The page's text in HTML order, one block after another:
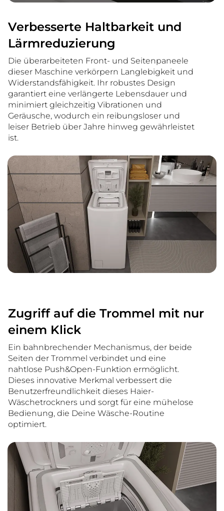
Verbesserte Haltbarkeit und
Lärmreduzierung
Die überarbeiteten Front- und Seitenpaneele
dieser Maschine verkörpern Langlebigkeit und
Widerstandsfähigkeit. Ihr robustes Design
garantiert eine verlängerte Lebensdauer und
minimiert gleichzeitig Vibrationen und
Geräusche, wodurch ein reibungsloser und
leiser Betrieb über Jahre hinweg gewährleistet
ist.
Zugriff auf die Trommel mit nur
einem Klick
Ein bahnbrechender Mechanismus, der beide
Seiten der Trommel verbindet und eine
nahtlose Push&Open-Funktion ermöglicht.
Dieses innovative Merkmal verbessert die
Benutzerfreundlichkeit dieses Haier-
Wäschetrockners und sorgt für eine mühelose
Bedienung, die Deine Wäsche-Routine
optimiert.